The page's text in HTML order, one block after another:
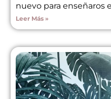
nuevo para enseñaros
Leer Más »